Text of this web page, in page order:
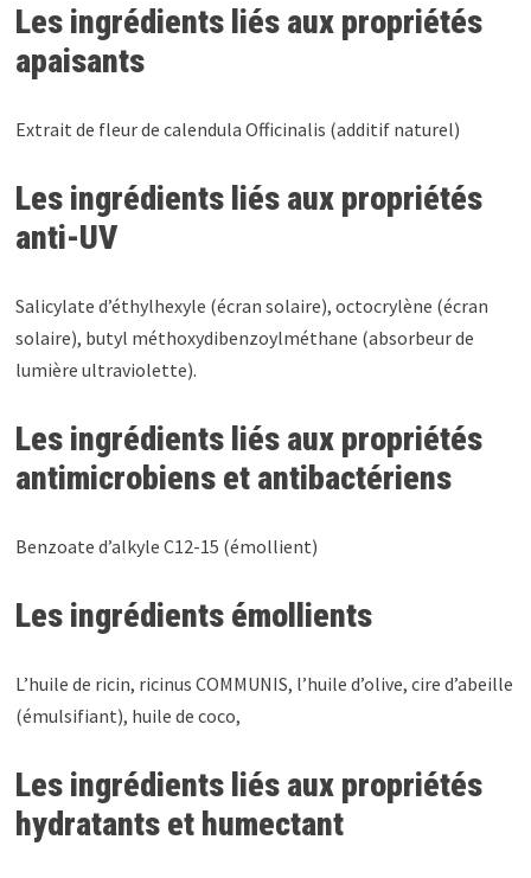
Les ingrédients liés aux propriétés
apaisants
Extrait de fleur de calendula Officinalis (additif naturel)
Les ingrédients liés aux propriétés
anti-UV
Salicylate d’éthylhexyle (écran solaire), octocrylène (écran
solaire), butyl méthoxydibenzoylméthane (absorbeur de
lumière ultraviolette).
Les ingrédients liés aux propriétés
antimicrobiens et antibactériens
Benzoate d’alkyle C12-15 (émollient)
Les ingrédients émollients
L’huile de ricin, ricinus COMMUNIS, l’huile d’olive, cire d’abeille
(émulsifiant), huile de coco,
Les ingrédients liés aux propriétés
hydratants et humectant